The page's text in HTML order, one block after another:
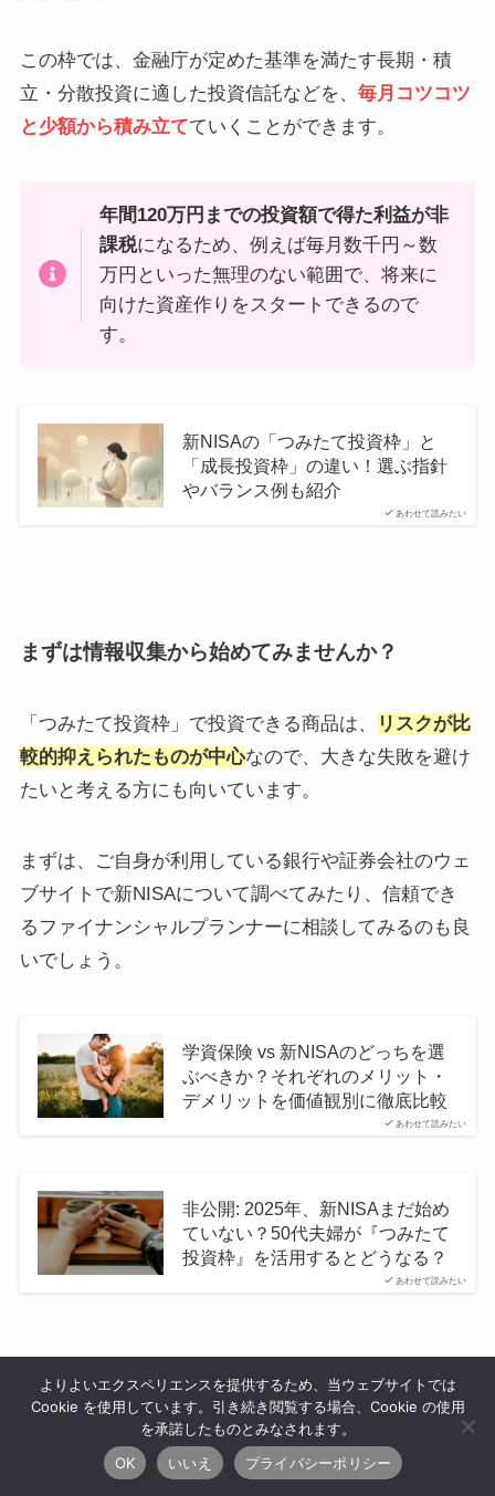
この枠では、金融庁が定めた基準を満たす長期・積
立・分散投資に適した投資信託などを、 毎月コツコツ
と少額から積み立てていくことができます。
年間120万円までの投資額で得た利益が非
課税になるため、例えば毎月数千円～数
万円といった無理のない範囲で、将来に
向けた資産作りをスタートできるので
す。
あわせて読みたい
新NISAの「つみたて投資枠」と
「成長投資枠」の違い！選ぶ指針
やバランス例も紹介
まずは情報収集から始めてみませんか？
「つみたて投資枠」で投資できる商品は、
リスクが比
較的抑えられたものが中心なので、大きな失敗を避け
たいと考える方にも向いています。
まずは、ご自身が利用している銀行や証券会社のウェ
ブサイトで新NISAについて調べてみたり、信頼でき
るファイナンシャルプランナーに相談してみるのも良
いでしょう。
あわせて読みたい
学資保険 vs 新NISAのどっちを選
ぶべきか？それぞれのメリット・
デメリットを価値観別に徹底比較
あわせて読みたい
非公開: 2025年、新NISAまだ始め
ていない？50代夫婦が『つみたて
投資枠』を活用するとどうなる？
【Q＆A】投資の疑問に答える
よりよいエクスペリエンスを提供するため、当ウェブサイトでは
Cookie を使用しています。引き続き閲覧する場合、Cookie の使用
を承諾したものとみなされます。
OK
いいえ プライバシーポリシー